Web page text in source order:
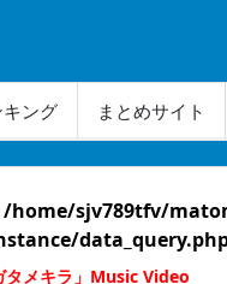
ング まとめサイト
/home/sjv789tfv/
タメキラ」Music Video